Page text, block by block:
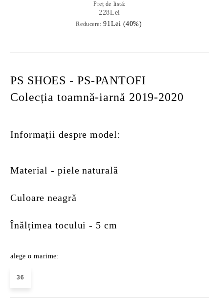
Preț de listă:
228Lei
Reducere: 91Lei (40%)
PS SHOES - PS-PANTOFI
Colecția toamnă-iarnă 2019-2020
Informații despre model:
Material - piele naturală
Culoare neagră
Înălțimea tocului - 5 cm
alege o marime:
36